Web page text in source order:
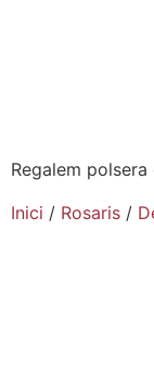
Regalem
Inici / Rosaris /